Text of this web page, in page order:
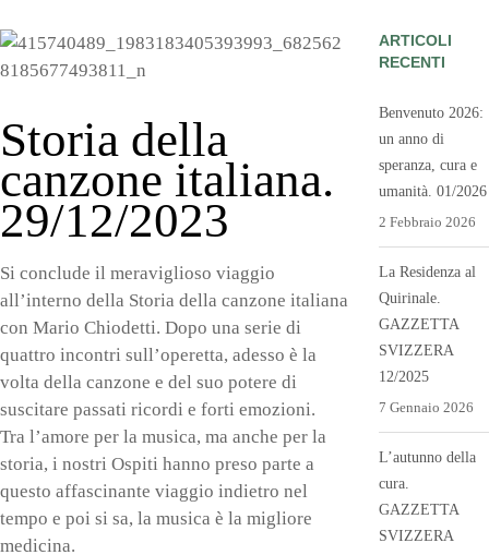
Storia della
canzone italiana.
29/12/2023
Si conclude il meraviglioso viaggio
all’interno della Storia della canzone italiana
con Mario Chiodetti. Dopo una serie di
quattro incontri sull’operetta, adesso è la
volta della canzone e del suo potere di
suscitare passati ricordi e forti emozioni.
Tra l’amore per la musica, ma anche per la
storia, i nostri Ospiti hanno preso parte a
questo affascinante viaggio indietro nel
tempo e poi si sa, la musica è la migliore
medicina.
ARTICOLI
RECENTI
Benvenuto 2026:
un anno di
speranza, cura e
umanità. 01/2026
2 Febbraio 2026
La Residenza al
Quirinale.
GAZZETTA
SVIZZERA
12/2025
7 Gennaio 2026
L’autunno della
cura.
GAZZETTA
SVIZZERA